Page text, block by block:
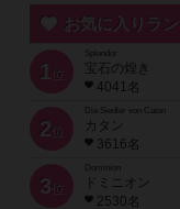
お気に入りラ
1 位
宝石の煌き
4041名
2 位
Die Siedler von Catan
カタン
3616名
3 位
ドミニオン
2530名